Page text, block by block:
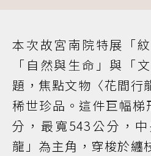
本次故宮南院特展「
「自然與生命」與「
題，焦點文物〈花間行
稀世珍品。這件巨幅
分，最寬543公分，
龍」為主角，穿梭於纏